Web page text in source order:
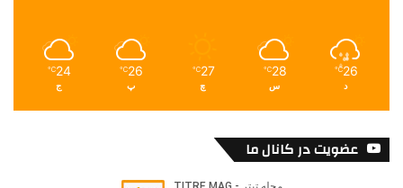
26
℃
د
28
℃
س
27
℃
چ
26
℃
پ
24
℃
ج
عضویت در کانال ما